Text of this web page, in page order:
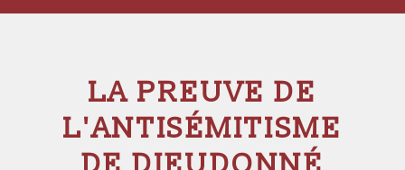
LA PREUVE DE
L'ANTISÉMITISME